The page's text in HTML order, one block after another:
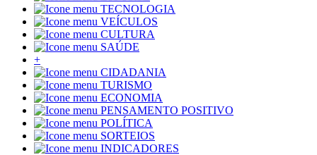
TECNOLOGIA
VEÍCULOS
CULTURA
SAÚDE
+
CIDADANIA
TURISMO
ECONOMIA
PENSAMENTO POSITIVO
POLÍTICA
SORTEIOS
INDICADORES